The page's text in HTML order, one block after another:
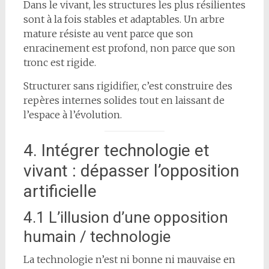
Dans le vivant, les structures les plus résilientes
sont à la fois stables et adaptables. Un arbre
mature résiste au vent parce que son
enracinement est profond, non parce que son
tronc est rigide.
Structurer sans rigidifier, c’est construire des
repères internes solides tout en laissant de
l’espace à l’évolution.
4. Intégrer technologie et
vivant : dépasser l’opposition
artificielle
4.1 L’illusion d’une opposition
humain / technologie
La technologie n’est ni bonne ni mauvaise en